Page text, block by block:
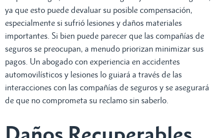
ya que esto puede devaluar su posible compensación,
especialmente si sufrió lesiones y daños materiales
importantes. Si bien puede parecer que las compañías de
seguros se preocupan, a menudo priorizan minimizar sus
pagos. Un abogado con experiencia en accidentes
automovilísticos y lesiones lo guiará a través de las
interacciones con las compañías de seguros y se asegurará
de que no comprometa su reclamo sin saberlo.